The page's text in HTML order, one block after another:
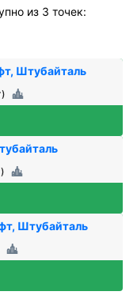
из 3 точек:
Штубайталь
Штубайталь